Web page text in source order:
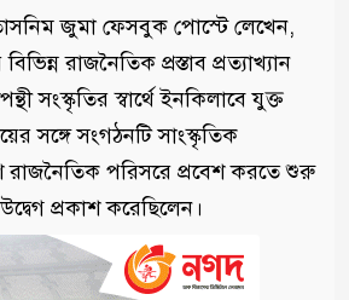
জুমা ফেসবুক পোস্টে লেখেন,
রাজনৈতিক প্রস্তাব প্রত্যাখ্যান
সংস্কৃতির স্বার্থে ইনকিলাবে যুক্ত
সঙ্গে সংগঠনটি সাংস্কৃতিক
রাজনৈতিক পরিসরে প্রবেশ করতে শুরু
প্রকাশ করেছিলেন।